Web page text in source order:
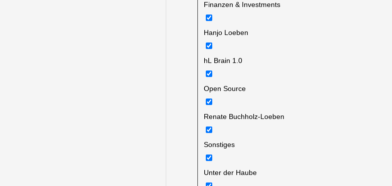
Finanzen & Investments
Hanjo Loeben
hL Brain 1.0
Open Source
Renate Buchholz-Loeben
Sonstiges
Unter der Haube